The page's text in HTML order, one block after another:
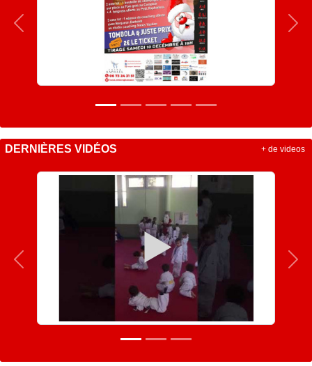
Précedent
DERNIÈRES VIDÉOS
Précedent
+ de videos